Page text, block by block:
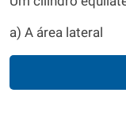
a) A área lateral